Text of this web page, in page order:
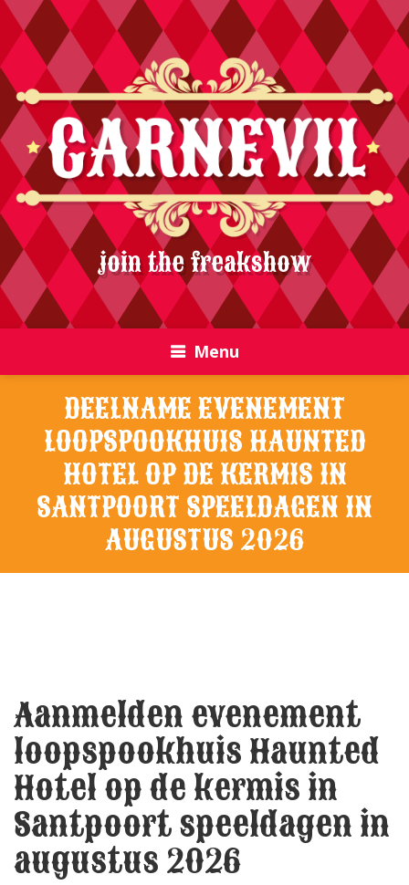
join the freakshow
Menu
DEELNAME EVENEMENT
LOOPSPOOKHUIS HAUNTED
HOTEL OP DE KERMIS IN
SANTPOORT SPEELDAGEN IN
AUGUSTUS 2026
Aanmelden evenement
loopspookhuis Haunted
Hotel op de kermis in
Santpoort speeldagen in
augustus 2026